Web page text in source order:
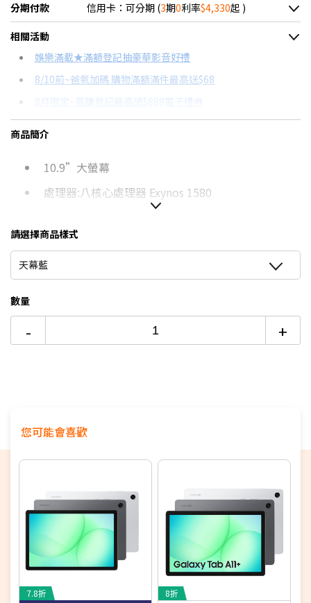
分期付款 信用卡：可分期 (3期0利率$4,330起 )
＊實際可分期數、適用利率，請以購物車顯示為主
信用卡分期
分期數
12期
24期
每期金額
$595
配合銀行/業者
相關活動
娛樂滿載★滿額登記抽豪華影音好禮
8/10前~爸氣加碼 購物滿額滿件最高送$68
8月限定~首購登記最高領$888電子禮券
台灣大哥大Open Possible聯名卡滿額最高回饋25%
★舊機回收★限量加碼10%回饋
更多信用卡分期0利率滿額享回饋
【玩家真實心得】 Lenovo Legion Tab 電競平板套裝開箱→
點我看達人教你買
Tab S/Tab A 平板差異比較！→點我看達人教你買
商品簡介
10.9”大螢幕
處理器:八核心處理器 Exynos 1580
使用時尚簡約、支援 AI 技術
配備 S Pen
請選擇商品樣式
天幕藍
數量
- +
您可能會喜歡
7.8折
8折